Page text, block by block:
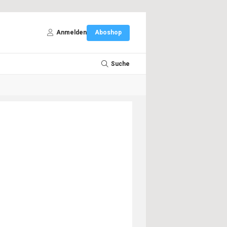
Anmelden Aboshop
Suche